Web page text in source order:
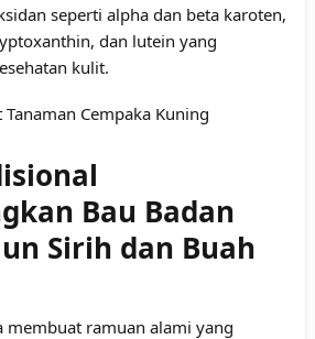
seperti alpha dan beta karoten,
dan lutein yang
kulit.
Tanaman Cempaka Kuning
Bau Badan
Sirih dan Buah
membuat ramuan alami yang